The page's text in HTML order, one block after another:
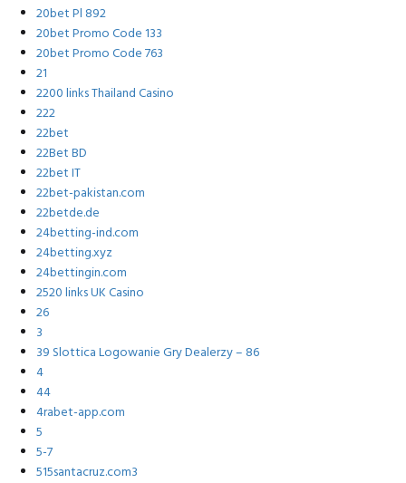
20bet Pl 892
20bet Promo Code 133
20bet Promo Code 763
21
2200 links Thailand Casino
222
22bet
22Bet BD
22bet IT
22bet-pakistan.com
22betde.de
24betting-ind.com
24betting.xyz
24bettingin.com
2520 links UK Casino
26
3
39 Slottica Logowanie Gry Dealerzy – 86
4
44
4rabet-app.com
5
5-7
515santacruz.com3